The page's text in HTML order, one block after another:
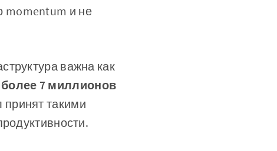
momentum и не
важна как
более 7 миллионов
такими